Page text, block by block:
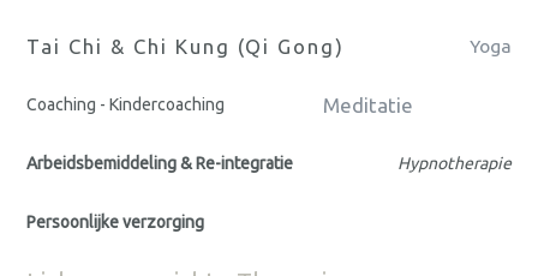
Tai Chi & Chi Kung (Qi Gong) Yoga
Coaching - Kindercoaching Meditatie
Arbeidsbemiddeling & Re-integratie Hypnotherapie
Persoonlijke verzorging